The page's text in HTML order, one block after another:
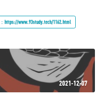
https://www.93study.tech/1162.html
2021-12-07